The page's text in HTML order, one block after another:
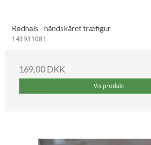
Rødhals - håndskåret træfigur
143931081
169,00 DKK
Vis produkt